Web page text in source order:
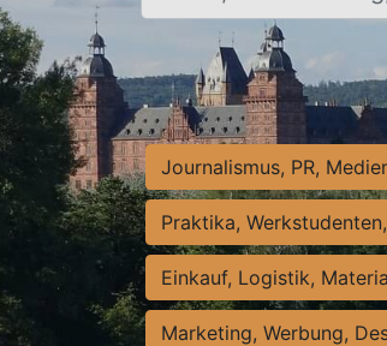
Journalismus, PR,
Praktika,
Einkauf, Logistik,
Marketing, Werbung,